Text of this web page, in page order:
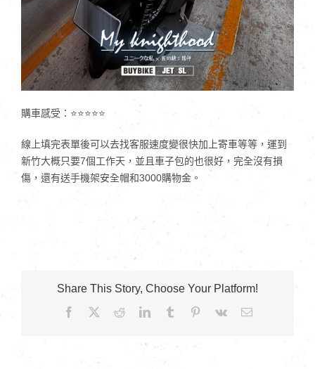
購車感受：⭐⭐⭐⭐⭐
線上填完表單後可以去找客服速度變很快加上寄車等等，運到
新竹大概只要7個工作天，並且車子包的也很好，完全沒有損
傷，還有送手機架安全帽和3000購物金。
Share This Story, Choose Your Platform!
Facebook RedditLinkedInTumblr Pinterest
Vk Email: